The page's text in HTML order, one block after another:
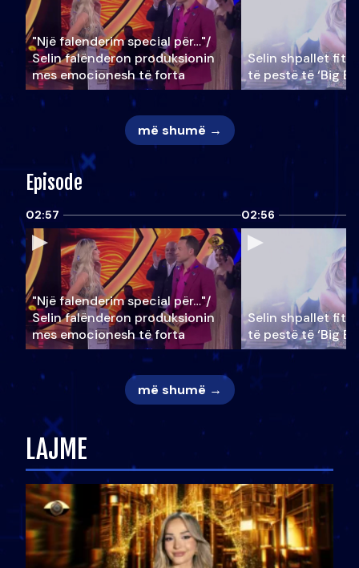
"Një falenderim special për…"/
Selin falënderon produksionin
mes emocionesh të forta
Selin shpallet
të pestë të ‘Big
më shumë →
Episode
02:57
"Një falenderim special për…"/
Selin falënderon produksionin
mes emocionesh të forta
02:56
Selin shpallet
të pestë të ‘Big
më shumë →
LAJME